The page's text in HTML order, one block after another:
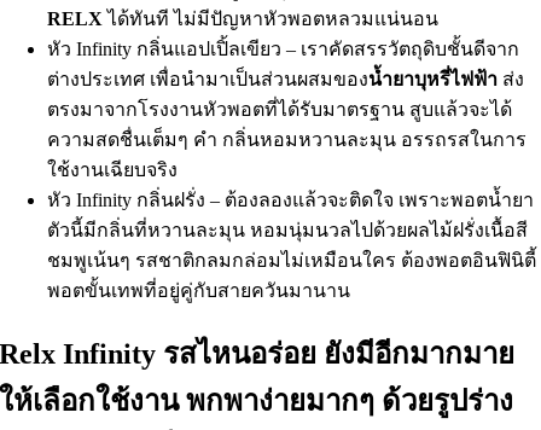
RELX ได้ทันที ไม่มีปัญหาหัวพอตหลวมแน่นอน
หัว Infinity กลิ่นแอปเปิ้ลเขียว – เราคัดสรรวัตถุดิบชั้นดีจาก
ต่างประเทศ เพื่อนำมาเป็นส่วนผสมของน้ำยาบุหรี่ไฟฟ้า ส่ง
ตรงมาจากโรงงานหัวพอตที่ได้รับมาตรฐาน สูบแล้วจะได้
ความสดชื่นเต็มๆ คำ กลิ่นหอมหวานละมุน อรรถรสในการ
ใช้งานเฉียบจริง
หัว Infinity กลิ่นฝรั่ง – ต้องลองแล้วจะติดใจ เพราะพอตน้ำยา
ตัวนี้มีกลิ่นที่หวานละมุน หอมนุ่มนวลไปด้วยผลไม้ฝรั่งเนื้อสี
ชมพูเน้นๆ รสชาติกลมกล่อมไม่เหมือนใคร ต้องพอตอินฟินิตี้
พอตขั้นเทพที่อยู่คู่กับสายควันมานาน
Relx Infinity รสไหนอร่อย ยังมีอีกมากมาย
ให้เลือกใช้งาน พกพาง่ายมากๆ ด้วยรูปร่าง